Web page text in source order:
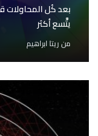
بعد كُل المحاولات
يتَّسع أكثر
من ريتا ابراهيم